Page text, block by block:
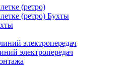
(ретро)
(ретро) Бухты
электропередач
электропередач